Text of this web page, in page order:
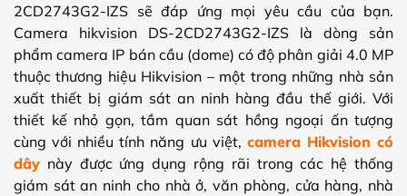
2CD2743G2-IZS sẽ đáp ứng mọi yêu cầu của bạn.
Camera hikvision DS-2CD2743G2-IZS là dòng sản
phẩm camera IP bán cầu (dome) có độ phân giải 4.0 MP
thuộc thương hiệu Hikvision – một trong những nhà sản
xuất thiết bị giám sát an ninh hàng đầu thế giới. Với
thiết kế nhỏ gọn, tầm quan sát hồng ngoại ấn tượng
cùng với nhiều tính năng ưu việt, camera Hikvision có
dây này được ứng dụng rộng rãi trong các hệ thống
giám sát an ninh cho nhà ở, văn phòng, cửa hàng, nhà